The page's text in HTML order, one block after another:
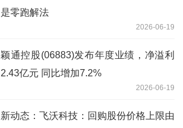
是零跑解法
2026-06-19
颖通控股(06883)发布年度业绩，净溢利
2.43亿元 同比增加7.2%
2026-06-19
新动态：飞沃科技：回购股份价格上限由